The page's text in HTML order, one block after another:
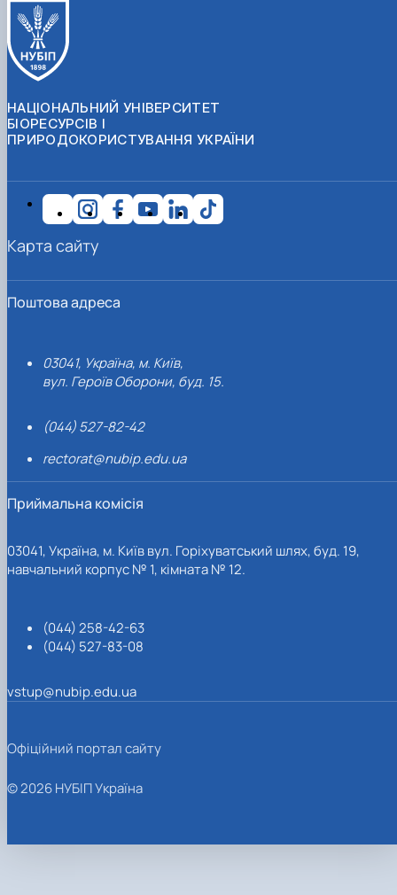
НАЦІОНАЛЬНИЙ УНІВЕРСИТЕТ
БІОРЕСУРСІВ І
ПРИРОДОКОРИСТУВАННЯ УКРАЇНИ
Поштова адреса
03041, Україна, м. Київ,
вул. Героїв Оборони, буд. 15.
(044) 527-82-42
rectorat@nubip.edu.ua
Приймальна комісія
03041, Україна, м. Київ вул. Горіхуватський шлях, буд. 19,
навчальний корпус № 1, кімната № 12.
(044) 258-42-63
(044) 527-83-08
vstup@nubip.edu.ua
Карта сайту
Офіційний портал сайту
© 2026 НУБІП Україна